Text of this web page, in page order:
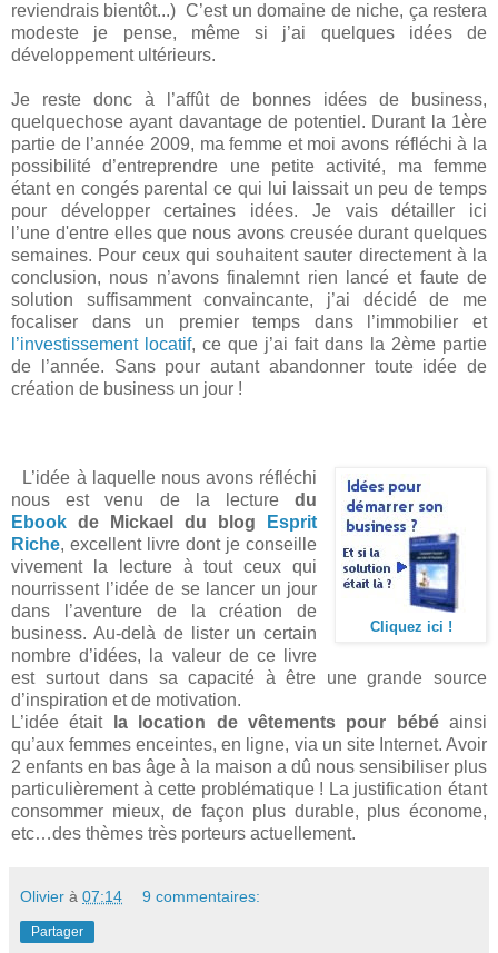
reviendrais bientôt...) C’est un domaine de niche, ça restera
modeste je pense, même si j’ai quelques idées de
développement ultérieurs.
Je reste donc à l’affût de bonnes idées de business,
quelquechose ayant davantage de potentiel. Durant la 1ère
partie de l’année 2009, ma femme et moi avons réfléchi à la
possibilité d’entreprendre une petite activité, ma femme
étant en congés parental ce qui lui laissait un peu de temps
pour développer certaines idées. Je vais détailler ici
l’une d'entre elles que nous avons creusée durant quelques
semaines. Pour ceux qui souhaitent sauter directement à la
conclusion, nous n’avons finalemnt rien lancé et faute de
solution suffisamment convaincante, j’ai décidé de me
focaliser dans un premier temps dans l’immobilier et
l’investissement locatif, ce que j’ai fait dans la 2ème partie
de l’année. Sans pour autant abandonner toute idée de
création de business un jour !
Cliquez ici !
L’idée à laquelle nous avons réfléchi
nous est venu de la lecturedu
Ebook de Mickael du blog
Esprit
Riche, excellent livre dont je conseille
vivement la lecture à tout ceux qui
nourrissent l’idée de se lancer un jour
dans l’aventure de la création de
business. Au-delà de lister un certain
nombre d’idées, la valeur de ce livre
est surtout dans sa capacité à être une grande source
d’inspiration et de motivation.
L’idée était
la location de vêtements pour bébéainsi
qu’aux femmes enceintes, en ligne, via un site Internet. Avoir
2 enfants en bas âge à la maison a dû nous sensibiliser plus
particulièrement à cette problématique ! La justification étant
consommer mieux, de façon plus durable, plus économe,
etc…des thèmes très porteurs actuellement.
Olivier à 07:14 9 commentaires:
Partager